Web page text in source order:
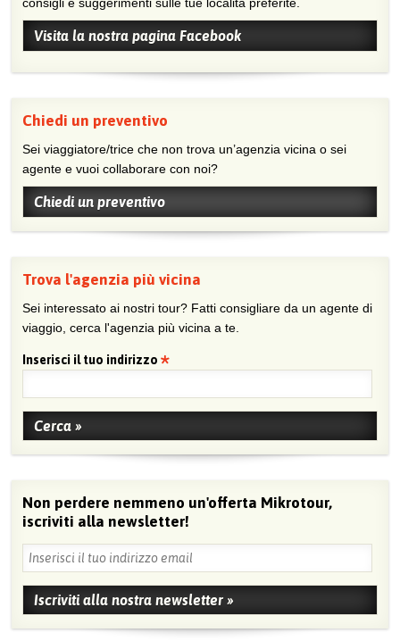
Visita la nostra pagina Facebook
Chiedi un preventivo
Sei viaggiatore/trice che non trova un’agenzia vicina o sei
agente e vuoi collaborare con noi?
Chiedi un preventivo
Trova l'agenzia più vicina
Sei interessato ai nostri tour? Fatti consigliare da un agente di
viaggio, cerca l'agenzia più vicina a te.
Inserisci il tuo indirizzo
Non perdere nemmeno un'offerta Mikrotour,
iscriviti alla newsletter!